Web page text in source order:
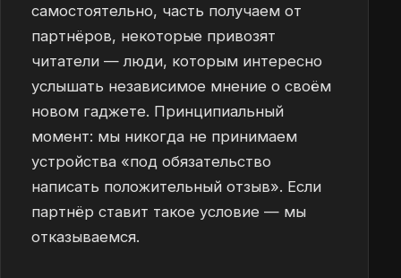
самостоятельно, часть получаем от
партнёров, некоторые привозят
читатели — люди, которым интересно
услышать независимое мнение о своём
новом гаджете. Принципиальный
момент: мы никогда не принимаем
устройства «под обязательство
написать положительный отзыв». Если
партнёр ставит такое условие — мы
отказываемся.